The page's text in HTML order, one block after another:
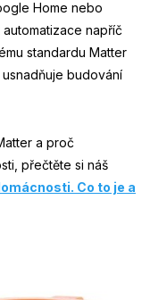
Home nebo
napříč
standardu Matter
budování
a proč
přečtěte si náš
Co to je a